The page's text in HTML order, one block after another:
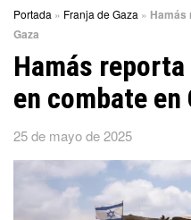
Portada » Franja de Gaza » Hamás
Gaza
Hamás
en combate en
25 de mayo de 2025